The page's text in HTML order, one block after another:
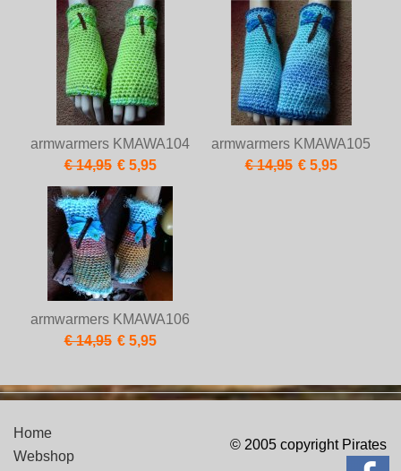
armwarmers KMAWA104
€ 14,95 € 5,95
armwarmers KMAWA105
€ 14,95 € 5,95
armwarmers KMAWA106
€ 14,95 € 5,95
Home
Webshop
© 2005 copyright Pirates